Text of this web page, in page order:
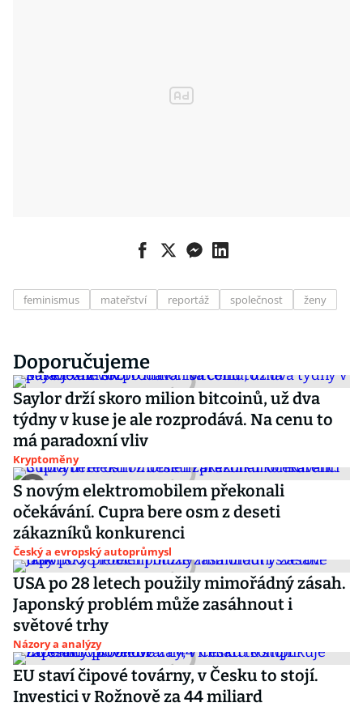
feminismus mateřství reportáž společnost ženy
Doporučujeme
Saylor drží skoro milion bitcoinů, už dva
týdny v kuse je ale rozprodává. Na cenu to
má paradoxní vliv
Kryptoměny
S novým elektromobilem překonali
očekávání. Cupra bere osm z deseti
zákazníků konkurenci
Český a evropský autoprůmysl
USA po 28 letech použily mimořádný zásah.
Japonský problém může zasáhnout i
světové trhy
Názory a analýzy
EU staví čipové továrny, v Česku to stojí.
Investici v Rožnově za 44 miliard